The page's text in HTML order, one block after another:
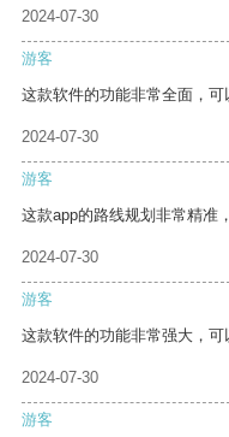
2024-07-30
游客
这款软件的功能非常全面，可
2024-07-30
游客
这款app的路线规划非常精准
2024-07-30
游客
这款软件的功能非常强大，可
2024-07-30
游客